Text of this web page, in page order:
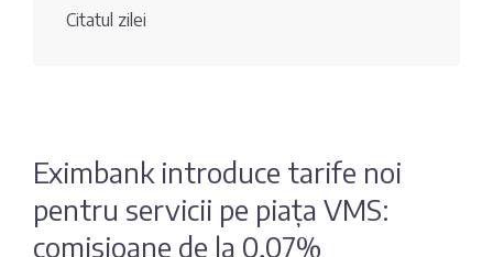
Fotografia
Maib
Sondaj
Citatul zilei
Eximbank introduce tarife noi
pentru servicii pe piața VMS:
comisioane de la 0,07%